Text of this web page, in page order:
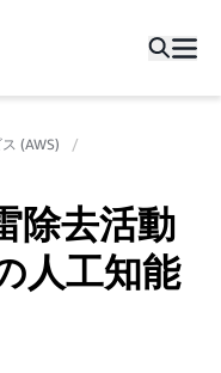
(AWS)
除去活動
人工知能